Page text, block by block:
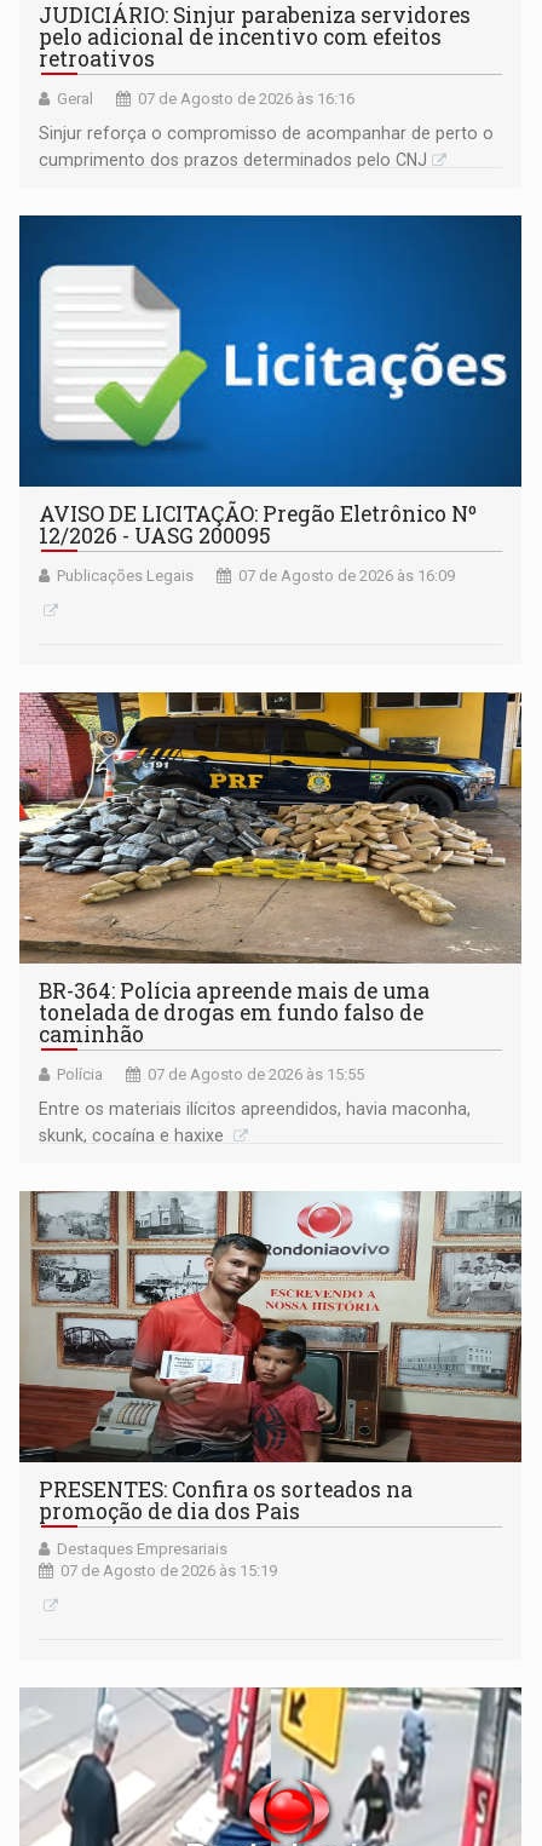
JUDICIÁRIO: Sinjur parabeniza servidores
pelo adicional de incentivo com efeitos
retroativos
Geral 07 de Agosto de 2026 às 16:16
Sinjur reforça o compromisso de acompanhar de perto o
cumprimento dos prazos determinados pelo CNJ
AVISO DE LICITAÇÃO: Pregão Eletrônico Nº
12/2026 - UASG 200095
Publicações Legais 07 de Agosto de 2026 às 16:09
BR-364: Polícia apreende mais de uma
tonelada de drogas em fundo falso de
caminhão
Polícia 07 de Agosto de 2026 às 15:55
Entre os materiais ilícitos apreendidos, havia maconha,
skunk, cocaína e haxixe
PRESENTES: Confira os sorteados na
promoção de dia dos Pais
Destaques Empresariais
07 de Agosto de 2026 às 15:19